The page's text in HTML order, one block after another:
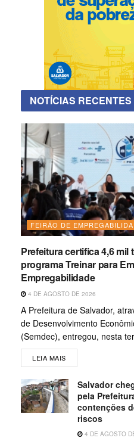
NOTÍCIAS RECENTES
FEIRÃO DE
Prefeitura certifica 4,6 mil
programa Treinar para
Empregabilidade
4 DE AGOSTO DE 2026
A Prefeitura de Salvador,
de Desenvolvimento
(Semdec), entregou, nesta
LEIA MAIS
Salvador
pela
contenções
riscos
4 DE AGOSTO